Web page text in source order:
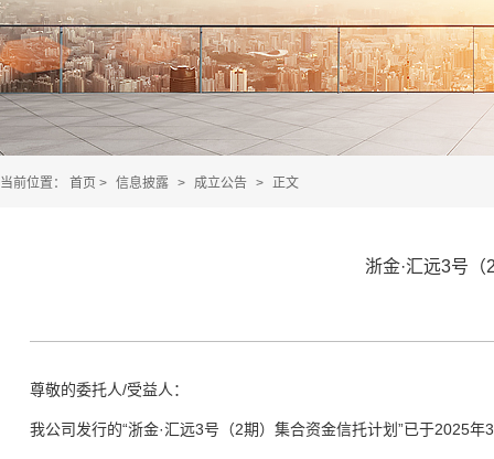
当前位置： 首页 > 信息披露 > 成立公告 > 正文
浙金·汇远3号
尊敬的委托人/受益人：
我公司发行的“浙金·汇远3号（2期）集合资金信托计划 ”已于2025年